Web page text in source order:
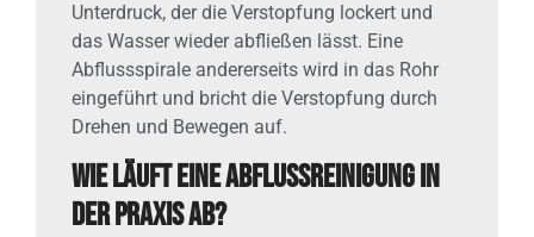
Unterdruck, der die Verstopfung lockert und
das Wasser wieder abfließen lässt. Eine
Abflussspirale andererseits wird in das Rohr
eingeführt und bricht die Verstopfung durch
Drehen und Bewegen auf.
Wie läuft eine Abflussreinigung in
der Praxis ab?